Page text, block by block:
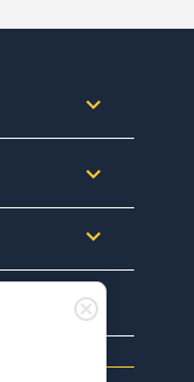



